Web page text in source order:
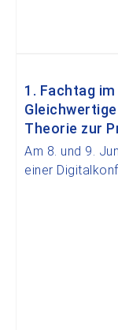
1. Fachtag
Theorie zur
Am 8. und 9.
einer